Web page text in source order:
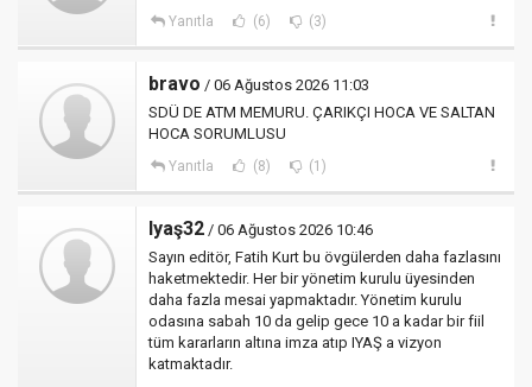
Yanıtla (6) (3)
bravo / 06 Ağustos 2026 11:03
SDÜ DE ATM MEMURU. ÇARIKÇI HOCA VE SALTAN
HOCA SORUMLUSU
Yanıtla (8) (1)
Iyaş32 / 06 Ağustos 2026 10:46
Sayın editör, Fatih Kurt bu övgülerden daha fazlasını
haketmektedir. Her bir yönetim kurulu üyesinden
daha fazla mesai yapmaktadır. Yönetim kurulu
odasına sabah 10 da gelip gece 10 a kadar bir fiil
tüm kararların altına imza atıp IYAŞ a vizyon
katmaktadır.